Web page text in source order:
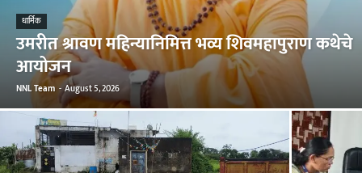
धार्मिक
उमरीत श्रावण महिन्यानिमित्त भव्य शिवमहापुराण कथेचे
आयोजन
NNL Team - August 5, 2026